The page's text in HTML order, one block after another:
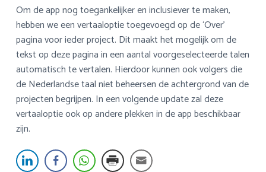
Om de app nog toegankelijker en inclusiever te maken,
hebben we een vertaaloptie toegevoegd op de ‘Over’
pagina voor ieder project. Dit maakt het mogelijk om de
tekst op deze pagina in een aantal voorgeselecteerde talen
automatisch te vertalen. Hierdoor kunnen ook volgers die
de Nederlandse taal niet beheersen de achtergrond van de
projecten begrijpen. In een volgende update zal deze
vertaaloptie ook op andere plekken in de app beschikbaar
zijn.